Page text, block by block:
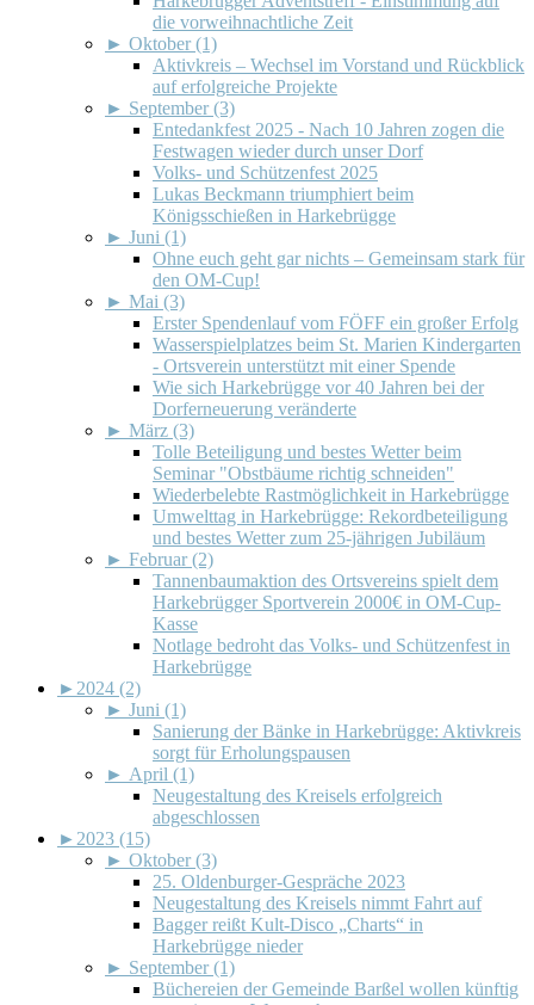
die vorweihnachtliche Zeit
► Oktober (1)
Aktivkreis – Wechsel im Vorstand und Rückblick
auf erfolgreiche Projekte
► September (3)
Entedankfest 2025 - Nach 10 Jahren zogen die
Festwagen wieder durch unser Dorf
Volks- und Schützenfest 2025
Lukas Beckmann triumphiert beim
Königsschießen in Harkebrügge
► Juni (1)
Ohne euch geht gar nichts – Gemeinsam stark für
den OM-Cup!
► Mai (3)
Erster Spendenlauf vom FÖFF ein großer Erfolg
Wasserspielplatzes beim St. Marien Kindergarten
- Ortsverein unterstützt mit einer Spende
Wie sich Harkebrügge vor 40 Jahren bei der
Dorferneuerung veränderte
► März (3)
Tolle Beteiligung und bestes Wetter beim
Seminar "Obstbäume richtig schneiden"
Wiederbelebte Rastmöglichkeit in Harkebrügge
Umwelttag in Harkebrügge: Rekordbeteiligung
und bestes Wetter zum 25-jährigen Jubiläum
► Februar (2)
Tannenbaumaktion des Ortsvereins spielt dem
Harkebrügger Sportverein 2000€ in OM-Cup-
Kasse
Notlage bedroht das Volks- und Schützenfest in
Harkebrügge
► 2024 (2)
► Juni (1)
Sanierung der Bänke in Harkebrügge: Aktivkreis
sorgt für Erholungspausen
► April (1)
Neugestaltung des Kreisels erfolgreich
abgeschlossen
► 2023 (15)
► Oktober (3)
25. Oldenburger-Gespräche 2023
Neugestaltung des Kreisels nimmt Fahrt auf
Bagger reißt Kult-Disco „Charts“ in
Harkebrügge nieder
► September (1)
Büchereien der Gemeinde Barßel wollen künftig